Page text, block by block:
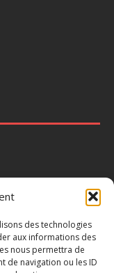
des technologies
aux informations des
nous permettra de
de navigation ou les ID